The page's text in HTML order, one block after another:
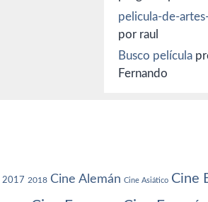
pelicula-de-
por raul
Busco película
Fernando
2017 2018 Cine Alemán Cine Asiático Cine